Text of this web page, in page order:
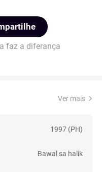
faz a diferança
Ver mais
1997 (PH)
Bawal sa halik